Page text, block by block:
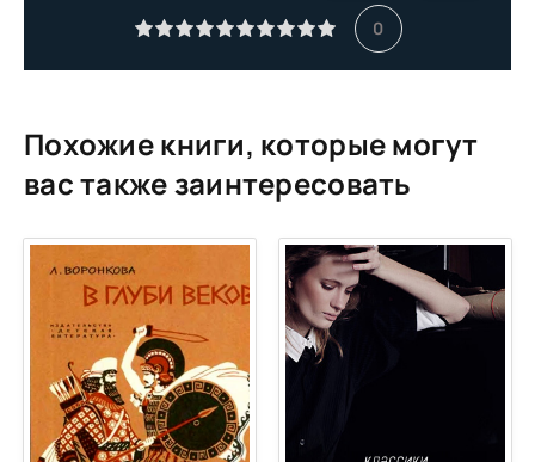
0
Похожие книги, которые могут
вас также заинтересовать